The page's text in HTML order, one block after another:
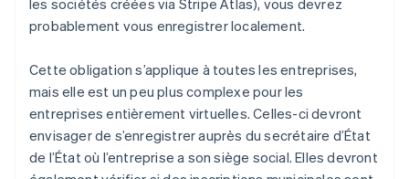
probablement vous enregistrer localement.
Cette obligation s’applique à toutes les entreprises,
mais elle est un peu plus complexe pour les
entreprises entièrement virtuelles. Celles-ci devront
envisager de s’enregistrer auprès du secrétaire d’État
de l’État où l’entreprise a son siège social. Elles devront